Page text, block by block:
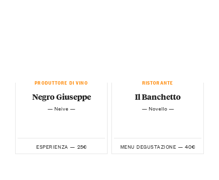
PRODUTTORE DI VINO
Negro Giuseppe
— Neive —
ESPERIENZA — 25€
RISTORANTE
Il Banchetto
— Novello —
MENU DEGUSTAZIONE — 40€